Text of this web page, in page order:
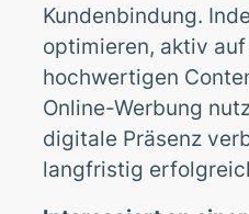
Kundenbindung.
optimieren, aktiv
hochwertigen
Online-Werbung
digitale Präsenz
langfristig